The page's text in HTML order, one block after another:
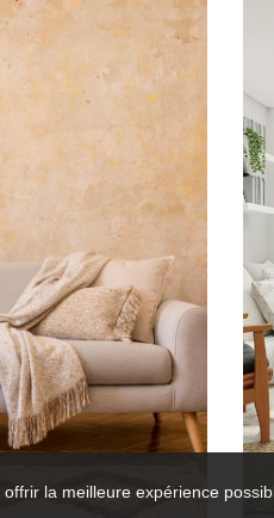
la meilleure expérience